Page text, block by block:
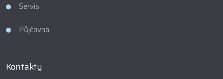
Servis
Půjčovna
Kontakty